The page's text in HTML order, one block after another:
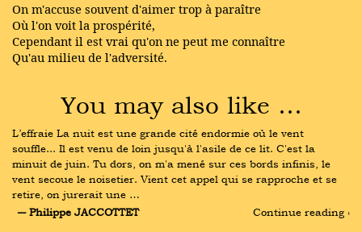
On m'accuse souvent d'aimer trop à paraître
Où l'on voit la prospérité,
Cependant il est vrai qu'on ne peut me connaître
Qu'au milieu de l'adversité.
You may also like …
L’effraie La nuit est une grande cité endormie où le vent
souffle... Il est venu de loin jusqu'à l'asile de ce lit. C'est la
minuit de juin. Tu dors, on m'a mené sur ces bords infinis, le
vent secoue le noisetier. Vient cet appel qui se rapproche et se
retire, on jurerait une …
― Philippe JACCOTTET
Continue reading ›